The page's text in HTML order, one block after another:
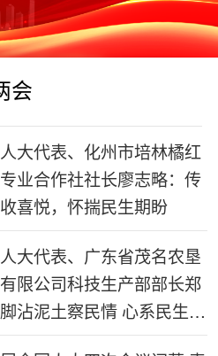
会
大代表、化州市培林橘红
业合作社社长廖志略：传
喜悦，怀揣民生期盼
大代表、广东省茂名农垦
限公司科技生产部部长郑
沾泥土察民情 心系民生献